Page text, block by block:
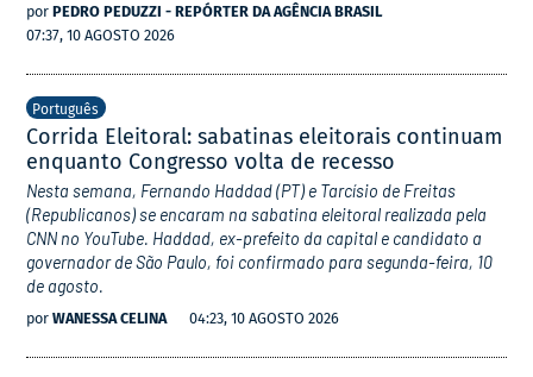
por PEDRO PEDUZZI - REPÓRTER DA AGÊNCIA BRASIL
07:37, 10 AGOSTO 2026
Português
Corrida Eleitoral: sabatinas eleitorais continuam
enquanto Congresso volta de recesso
Nesta semana, Fernando Haddad (PT) e Tarcísio de Freitas
(Republicanos) se encaram na sabatina eleitoral realizada pela
CNN no YouTube. Haddad, ex-prefeito da capital e candidato a
governador de São Paulo, foi confirmado para segunda-feira, 10
de agosto.
por WANESSA CELINA 04:23, 10 AGOSTO 2026